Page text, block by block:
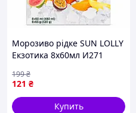
Морозиво рідке SUN LOLLY
Екзотика 8х60мл И271
121 ₴
199₴
Купить